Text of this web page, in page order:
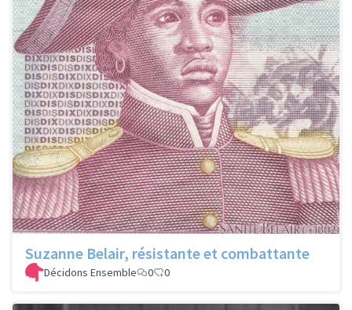
Suzanne Belair, résistante et combattante
Décidons Ensemble 0 0